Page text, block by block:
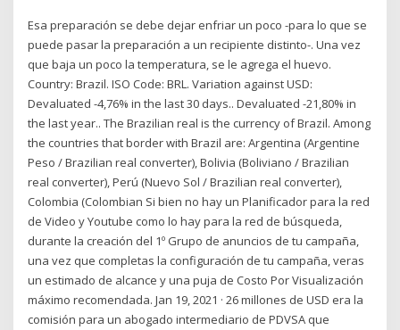
Esa preparación se debe dejar enfriar un poco -para lo que se
puede pasar la preparación a un recipiente distinto-. Una vez
que baja un poco la temperatura, se le agrega el huevo.
Country: Brazil. ISO Code: BRL. Variation against USD:
Devaluated -4,76% in the last 30 days.. Devaluated -21,80% in
the last year.. The Brazilian real is the currency of Brazil. Among
the countries that border with Brazil are: Argentina (Argentine
Peso / Brazilian real converter), Bolivia (Boliviano / Brazilian
real converter), Perú (Nuevo Sol / Brazilian real converter),
Colombia (Colombian Si bien no hay un Planificador para la red
de Video y Youtube como lo hay para la red de búsqueda,
durante la creación del 1º Grupo de anuncios de tu campaña,
una vez que completas la configuración de tu campaña, veras
un estimado de alcance y una puja de Costo Por Visualización
máximo recomendada. Jan 19, 2021 · 26 millones de USD era la
comisión para un abogado intermediario de PDVSA que